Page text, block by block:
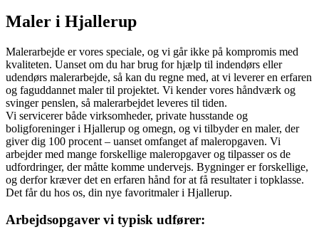
Maler i Hjallerup
Malerarbejde er vores speciale, og vi går ikke på kompromis med
kvaliteten. Uanset om du har brug for hjælp til indendørs eller
udendørs malerarbejde, så kan du regne med, at vi leverer en erfaren
og faguddannet maler til projektet. Vi kender vores håndværk og
svinger penslen, så malerarbejdet leveres til tiden.
Vi servicerer både virksomheder, private husstande og
boligforeninger i Hjallerup og omegn, og vi tilbyder en maler, der
giver dig 100 procent – uanset omfanget af maleropgaven. Vi
arbejder med mange forskellige maleropgaver og tilpasser os de
udfordringer, der måtte komme undervejs. Bygninger er forskellige,
og derfor kræver det en erfaren hånd for at få resultater i topklasse.
Det får du hos os, din nye favoritmaler i Hjallerup.
Arbejdsopgaver vi typisk udfører: